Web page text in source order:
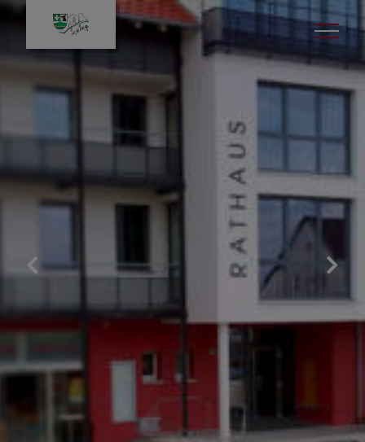
Bürgerservice
Gemeindeverwaltung
Rund um die Uhr in´s
Presse/Messenger
Ver- & Entsorgung